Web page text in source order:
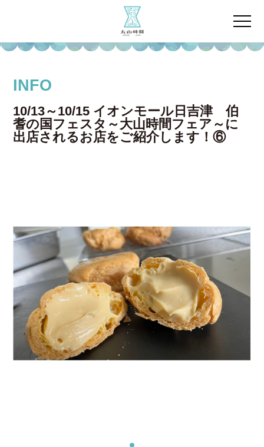
INFO
10/13～10/15 イオンモール日吉津 伯
耆の国フェスタ～大山時間フェア～に
出店されるお店をご紹介します！⑥